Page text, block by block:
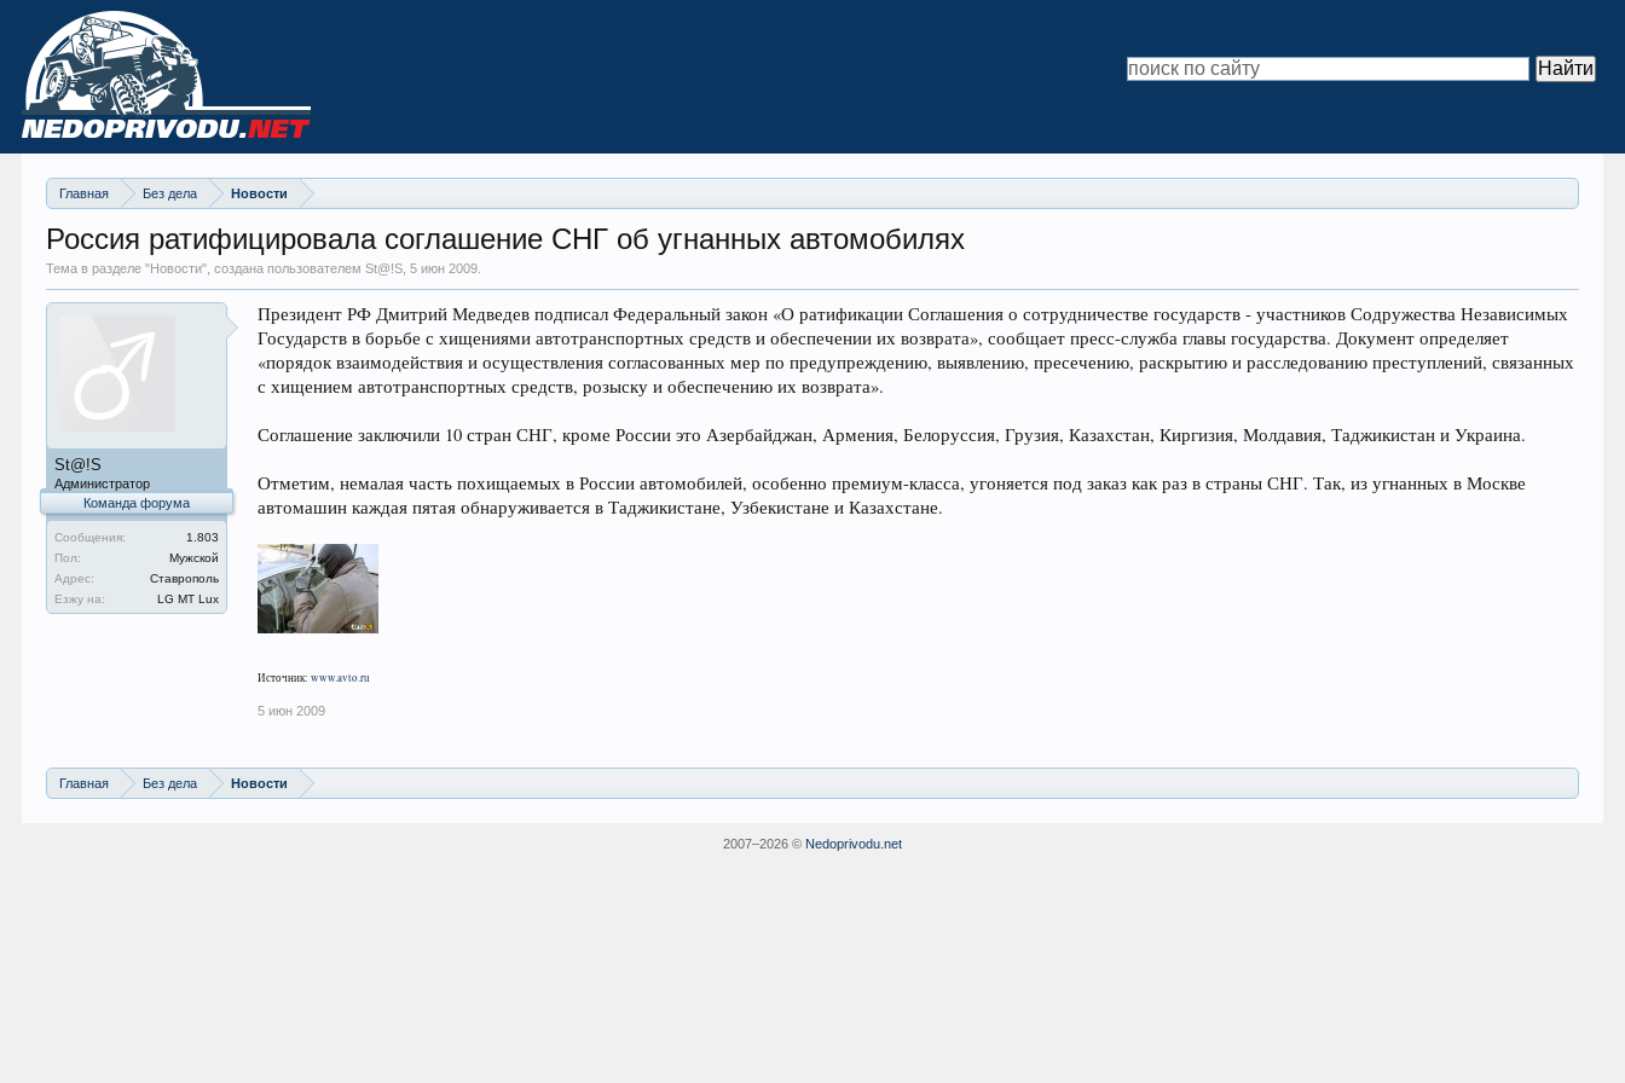
Главная Без дела Новости
Россия ратифицировала соглашение СНГ об угнанных автомобилях
Тема в разделе "Новости", создана пользователем St@!S,5 июн 2009
St@!S
Администратор
Команда форума
Сообщения:
1.803
Пол:
Мужской
Адрес:
Ставрополь
Езжу на:
LG MT Lux
Президент РФ Дмитрий Медведев подписал Федеральный закон «О ратификации Соглашения о сотрудничестве государств - участников Содружества Независимых
Государств в борьбе с хищениями автотранспортных средств и обеспечении их возврата», сообщает пресс-служба главы государства. Документ определяет
«порядок взаимодействия и осуществления согласованных мер по предупреждению, выявлению, пресечению, раскрытию и расследованию преступлений, связанных
с хищением автотранспортных средств, розыску и обеспечению их возврата».
Соглашение заключили 10 стран СНГ, кроме России это Азербайджан, Армения, Белоруссия, Грузия, Казахстан, Киргизия, Молдавия, Таджикистан и Украина.
Отметим, немалая часть похищаемых в России автомобилей, особенно премиум-класса, угоняется под заказ как раз в страны СНГ. Так, из угнанных в Москве
автомашин каждая пятая обнаруживается в Таджикистане, Узбекистане и Казахстане.
Источник:www.avto.ru
5 июн 2009
Главная Без дела Новости
2007–2026 © Nedoprivodu.net